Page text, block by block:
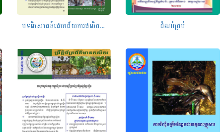
បទពិសោធន៍ជោគជ័យការផលិតគ្រប់សាគូរបស់សិប្បករ លី ហុងឡេង ដំណាំត្រប់